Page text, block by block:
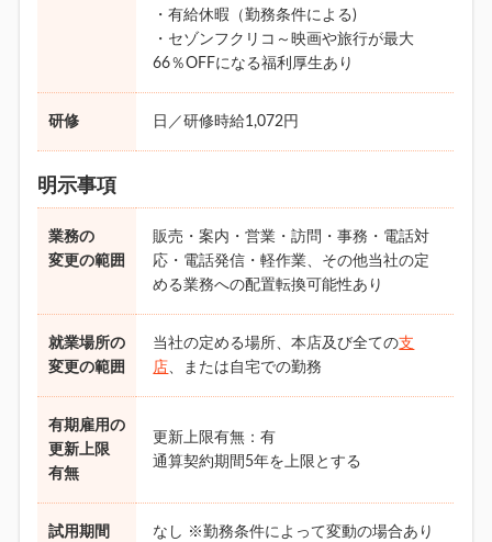
・有給休暇（勤務条件による)
・セゾンフクリコ～映画や旅行が最大
66％OFFになる福利厚生あり
研修 日／研修時給1,072円
明示事項
業務の
変更の範囲
販売・案内・営業・訪問・事務・電話対
応・電話発信・軽作業、その他当社の定
める業務への配置転換可能性あり
就業場所の
変更の範囲
当社の定める場所、本店及び全ての支
店、または自宅での勤務
有期雇用の
更新上限
有無
更新上限有無：有
通算契約期間5年を上限とする
試用期間 なし ※勤務条件によって変動の場合あり